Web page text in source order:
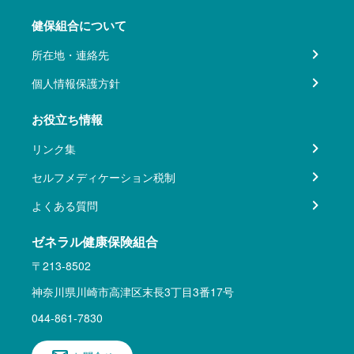
健保組合について
所在地・連絡先
個人情報保護方針
お役立ち情報
リンク集
セルフメディケーション税制
よくある質問
ゼネラル健康保険組合
〒213-8502
神奈川県川崎市高津区末長3丁目3番17号
044-861-7830